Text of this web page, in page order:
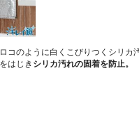
コのように白く こびりつくシリカ
はじき シリカ汚れの固着を防止。